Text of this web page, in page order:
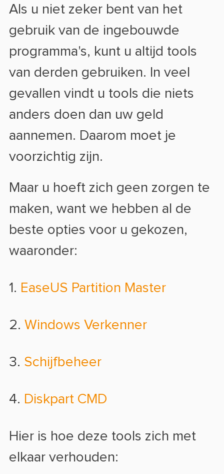
Als u niet zeker bent van het
gebruik van de ingebouwde
programma's, kunt u altijd tools
van derden gebruiken. In veel
gevallen vindt u tools die niets
anders doen dan uw geld
aannemen. Daarom moet je
voorzichtig zijn.
Maar u hoeft zich geen zorgen te
maken, want we hebben al de
beste opties voor u gekozen,
waaronder:
1. EaseUS Partition Master
2. Windows Verkenner
3. Schijfbeheer
4. Diskpart CMD
Hier is hoe deze tools zich met
elkaar verhouden: